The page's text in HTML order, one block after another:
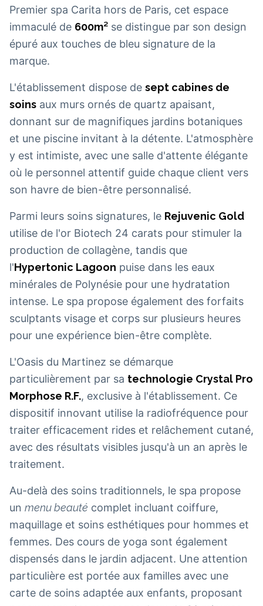
Premier spa Carita hors de Paris, cet espace
immaculé de 600m² se distingue par son design
épuré aux touches de bleu signature de la
marque.
L'établissement dispose de sept cabines de
soins aux murs ornés de quartz apaisant,
donnant sur de magnifiques jardins botaniques
et une piscine invitant à la détente. L'atmosphère
y est intimiste, avec une salle d'attente élégante
où le personnel attentif guide chaque client vers
son havre de bien-être personnalisé.
Parmi leurs soins signatures, le Rejuvenic Gold
utilise de l'or Biotech 24 carats pour stimuler la
production de collagène, tandis que
l'Hypertonic Lagoon puise dans les eaux
minérales de Polynésie pour une hydratation
intense. Le spa propose également des forfaits
sculptants visage et corps sur plusieurs heures
pour une expérience bien-être complète.
L'Oasis du Martinez se démarque
particulièrement par sa technologie Crystal Pro
Morphose R.F., exclusive à l'établissement. Ce
dispositif innovant utilise la radiofréquence pour
traiter efficacement rides et relâchement cutané,
avec des résultats visibles jusqu'à un an après le
traitement.
Au-delà des soins traditionnels, le spa propose
un menu beauté complet incluant coiffure,
maquillage et soins esthétiques pour hommes et
femmes. Des cours de yoga sont également
dispensés dans le jardin adjacent. Une attention
particulière est portée aux familles avec une
carte de soins adaptée aux enfants, proposant